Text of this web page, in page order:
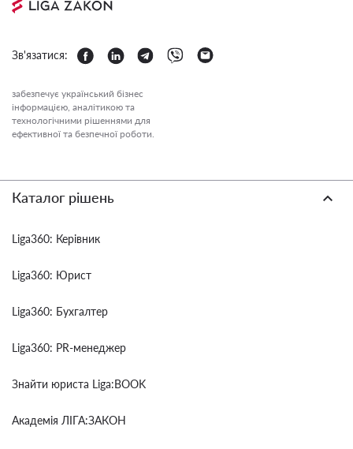
Зв'язатися:
забезпечує український бізнес
інформацією, аналітикою та
технологічними рішеннями для
ефективної та безпечної роботи.
Каталог рішень
Liga360: Керівник
Liga360: Юрист
Liga360: Бухгалтер
Liga360: PR-менеджер
Знайти юриста Liga:BOOK
Академія ЛІГА:ЗАКОН